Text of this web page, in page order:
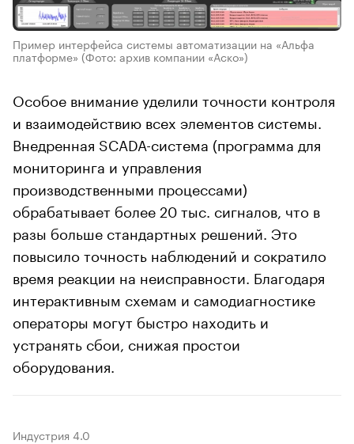
Пример интерфейса системы автоматизации на «Альфа
платформе» (Фото: архив компании «Аско»)
Особое внимание уделили точности контроля
и взаимодействию всех элементов системы.
Внедренная SCADA-система (программа для
мониторинга и управления
производственными процессами)
обрабатывает более 20 тыс. сигналов, что в
разы больше стандартных решений. Это
повысило точность наблюдений и сократило
время реакции на неисправности. Благодаря
интерактивным схемам и самодиагностике
операторы могут быстро находить и
устранять сбои, снижая простои
оборудования.
Индустрия 4.0